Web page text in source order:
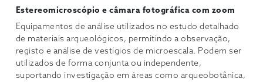
Estereomicroscópio e câmara fotográfica com zoom
Equipamentos de análise utilizados no estudo detalhado
de materiais arqueológicos, permitindo a observação,
registo e análise de vestígios de microescala. Podem ser
utilizados de forma conjunta ou independente,
suportando investigação em áreas como arqueobotânica,